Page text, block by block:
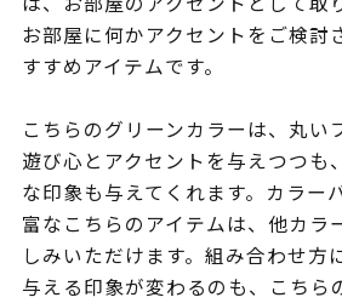
お部屋に何かアクセントをご検討
すすめアイテムです。
こちらのグリーンカラーは、丸い
遊び心とアクセントを与えつつも
な印象も与えてくれます。カラー
富なこちらのアイテムは、他カラ
しみいただけます。組み合わせ方
与える印象が変わるのも、こちら